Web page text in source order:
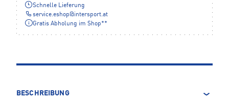
Schnelle Lieferung
service.eshop@intersport.at
Gratis Abholung im Shop**
BESCHREIBUNG